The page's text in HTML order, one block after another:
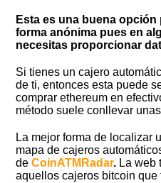
Esta es una buena
forma anónima pues en
necesitas proporcionar
Si tienes un cajero
de ti, entonces esta puede
comprar ethereum en
método suele conllevar
La mejor forma de localizar
mapa de cajeros
deCoinATMRadar. La web
aquellos cajeros bitcoin